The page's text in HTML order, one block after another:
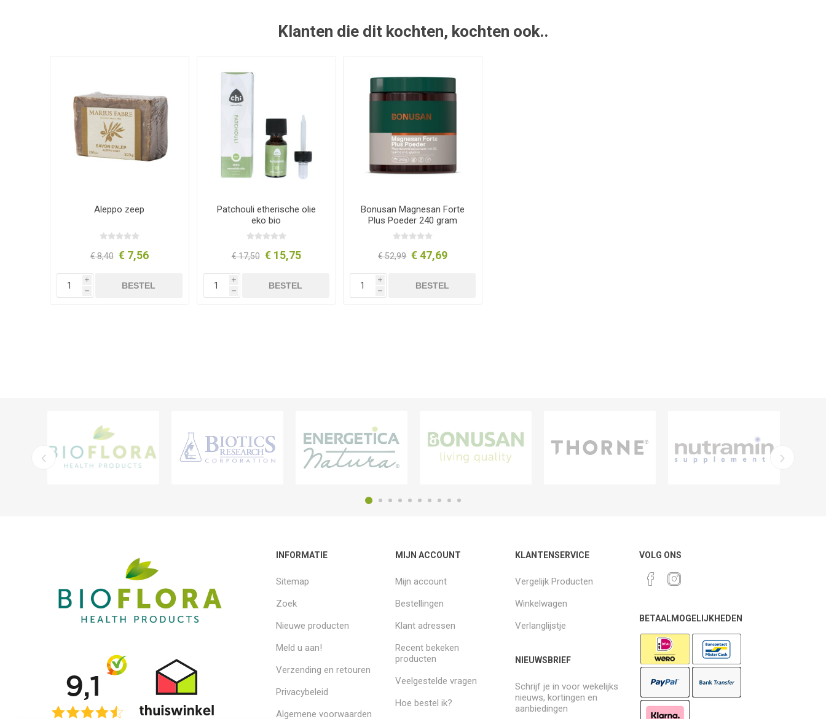
Klanten die dit kochten, kochten ook..
Aleppo zeep
€ 8,40 € 7,56
i
h
BESTEL
Patchouli etherische olie
eko bio
€ 17,50 € 15,75
i
h
BESTEL
Bonusan Magnesan Forte
Plus Poeder 240 gram
€ 52,99 € 47,69
i
h
BESTEL
INFORMATIE
Sitemap
Zoek
Nieuwe producten
Meld u aan!
Verzending en retouren
Privacybeleid
Algemene voorwaarden
MIJN ACCOUNT
Mijn account
Bestellingen
Klant adressen
Recent bekeken
producten
Veelgestelde vragen
Hoe bestel ik?
KLANTENSERVICE
Vergelijk Producten
Winkelwagen
Verlanglijstje
NIEUWSBRIEF
Schrijf je in voor wekelijks
nieuws, kortingen en
aanbiedingen
VOLG ONS
BETAALMOGELIJKHEDEN